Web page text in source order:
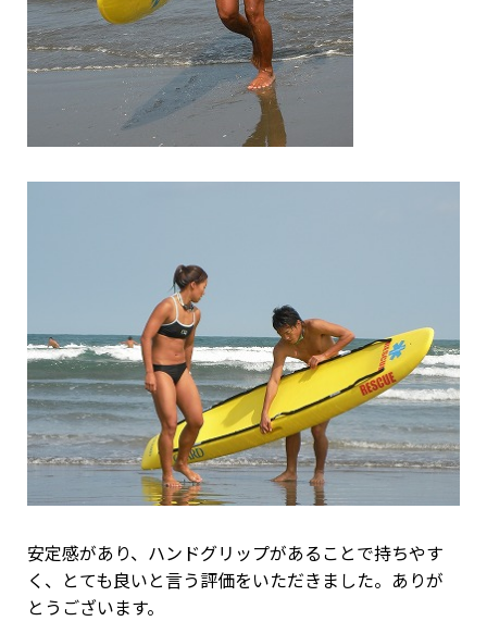
安定感があり、ハンドグリップがあることで持ちやす
く、とても良いと言う評価をいただきました。ありが
とうございます。